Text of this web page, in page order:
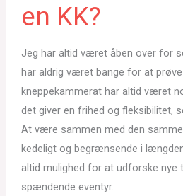
en KK?
Jeg har altid været åben over for
har aldrig været bange for at
kneppekammerat har altid været
det giver en frihed og fleksibilitet,
At være sammen med den
kedeligt og begrænsende i
altid mulighed for at udforske nye
spændende eventyr.